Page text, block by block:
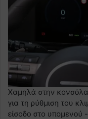
Χαμηλά στην κονσόλα
για τη ρύθμιση του
είσοδο στο υπομενού